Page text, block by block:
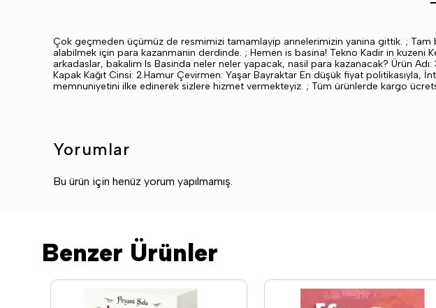
Çok geçmeden üçümüz de resmimizi tamamlayip annelerimizin yanina gittik. ;
alabilmek için para kazanmanin derdinde. ; Hemen is basina! Tekno Kadir in
arkadaslar, bakalim Is Basinda neler neler yapacak, nasil para kazanacak? Ürün
Kapak Kağıt Cinsi: 2.Hamur Çevirmen: Yaşar Bayraktar En düşük fiyat politikasıyla,
memnuniyetini ilke edinerek sizlere hizmet vermekteyiz. ; Tüm ürünlerde kargo
Yorumlar
Bu ürün için henüz yorum yapılmamış.
Benzer Ürünler